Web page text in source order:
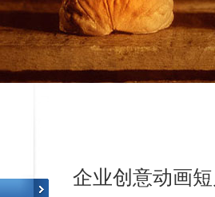
企业创意动画